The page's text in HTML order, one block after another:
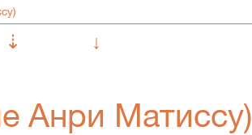
⇣
↓
Анри Матиссу)